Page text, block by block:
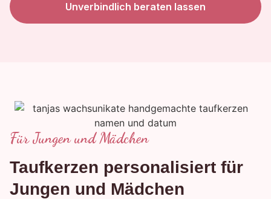
Unverbindlich beraten lassen
Für Jungen und Mädchen
Taufkerzen personalisiert für
Jungen und Mädchen